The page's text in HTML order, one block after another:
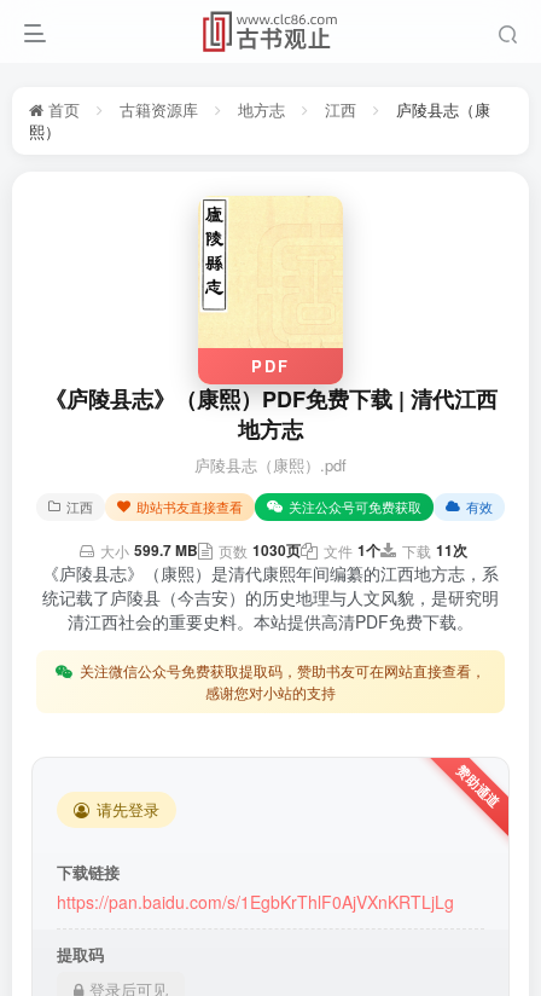
首页 古籍资源库 地方志 江西
庐陵县志（康
熙）
PDF
《庐陵县志》（康熙）PDF免费下载 | 清代江西
地方志
庐陵县志（康熙）.pdf
江西 助站书友直接查看 关注公众号可免费获取 有效
大小 599.7 MB 页数 1030页 文件 1个 下载 11次
《庐陵县志》（康熙）是清代康熙年间编纂的江西地方志，系
统记载了庐陵县（今吉安）的历史地理与人文风貌，是研究明
清江西社会的重要史料。本站提供高清PDF免费下载。
关注微信公众号免费获取提取码，赞助书友可在网站直接查看，
感谢您对小站的支持
请先登录
下载链接
https://pan.baidu.com/s/1EgbKrThlF0AjVXnKRTLjLg
提取码
登录后可见